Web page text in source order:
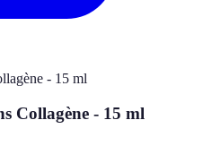
Collagène - 15 ml